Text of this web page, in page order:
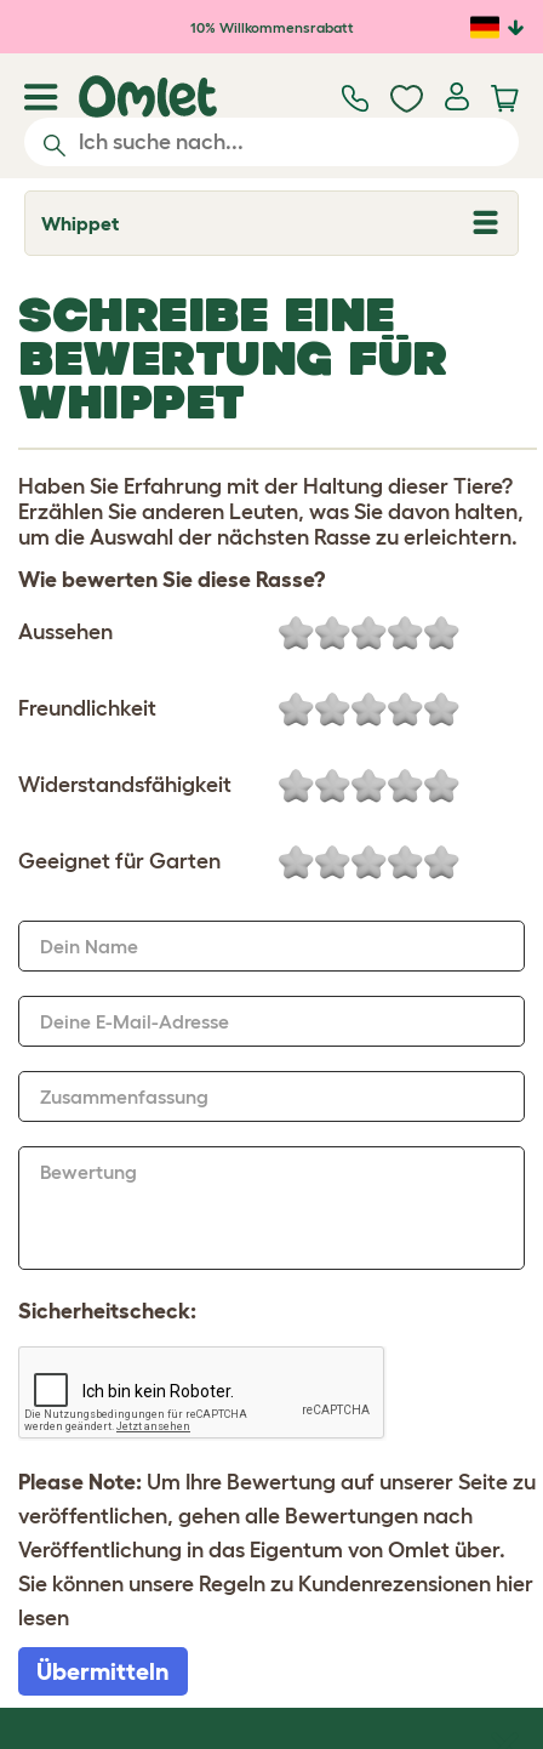
Zum Hauptinhalt springen
10% Willkommensrabatt
Whippet
T
o
l
e
d
o
p
d
o
n
SCHREIBE EINE
BEWERTUNG FÜR
WHIPPET
Haben Sie Erfahrung mit der Haltung dieser Tiere?
Erzählen Sie anderen Leuten, was Sie davon halten,
um die Auswahl der nächsten Rasse zu erleichtern.
Wie bewerten Sie diese Rasse?
Aussehen
Freundlichkeit
Widerstandsfähigkeit
Geeignet für Garten
Dein Name
Deine E-Mail-Adresse
Zusammenfassung
Bewertung
Sicherheitscheck:
Please Note: Um Ihre Bewertung auf unserer Seite zu
veröffentlichen, gehen alle Bewertungen nach
Veröffentlichung in das Eigentum von Omlet über.
Sie können unsere Regeln zu Kundenrezensionen hier
lesen
Übermitteln